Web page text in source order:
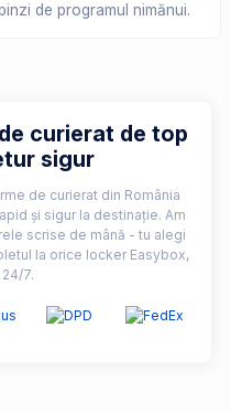
de programul nimănui.
curierat de top
sigur
de curierat din România
și sigur la destinație. Am
scrise de mână - tu alegi
la orice locker Easybox,
7.